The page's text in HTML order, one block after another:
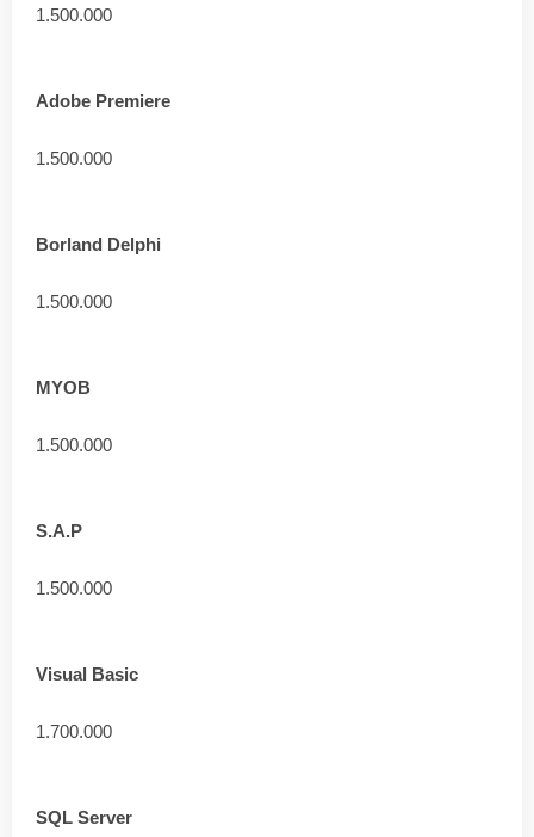
1.500.000
Adobe Premiere
1.500.000
Borland Delphi
1.500.000
MYOB
1.500.000
S.A.P
1.500.000
Visual Basic
1.700.000
SQL Server